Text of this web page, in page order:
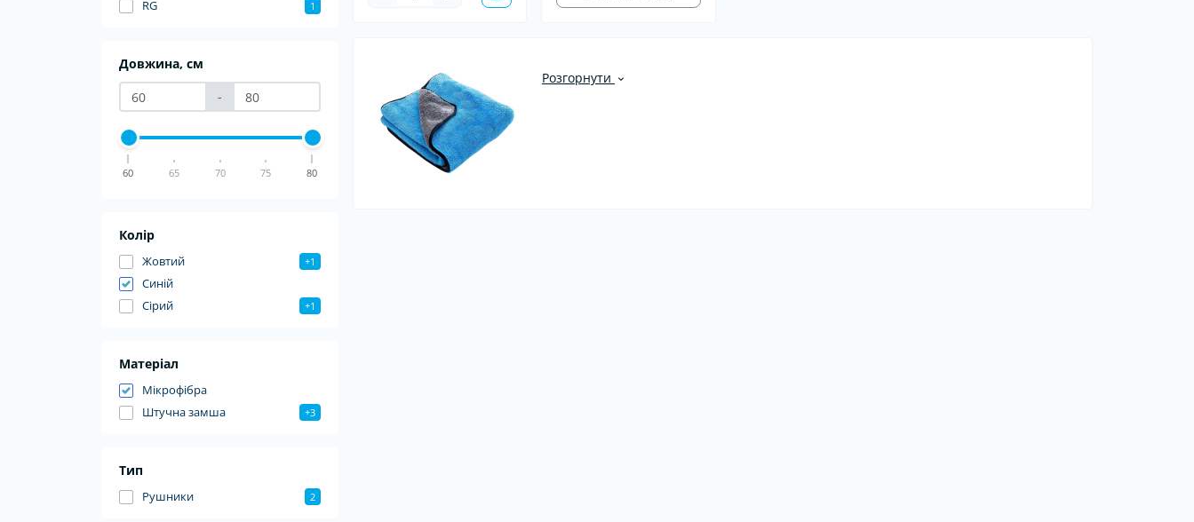
RG 1
Довжина, см
-
60 65 70 75 80
Колір
Жовтий +1
Синій
Сірий
+1
Матеріал
Мікрофібра
Штучна замша
+3
Тип
Рушники 2
Розгорнути